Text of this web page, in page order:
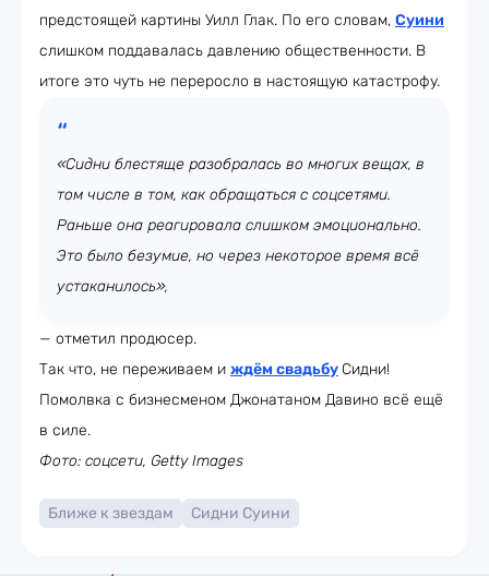
предстоящей картины Уилл Глак. По его словам, Суини
слишком поддавалась давлению общественности. В
итоге это чуть не переросло в настоящую катастрофу.
«Сидни блестяще разобралась во многих вещах, в
том числе в том, как обращаться с соцсетями.
Раньше она реагировала слишком эмоционально.
Это было безумие, но через некоторое время всё
устаканилось»,
— отметил продюсер.
Так что, не переживаем и ждём свадьбу Сидни!
Помолвка с бизнесменом Джонатаном Давино всё ещё
в силе.
Фото: соцсети, Getty Images
Ближе к звездам Сидни Суини